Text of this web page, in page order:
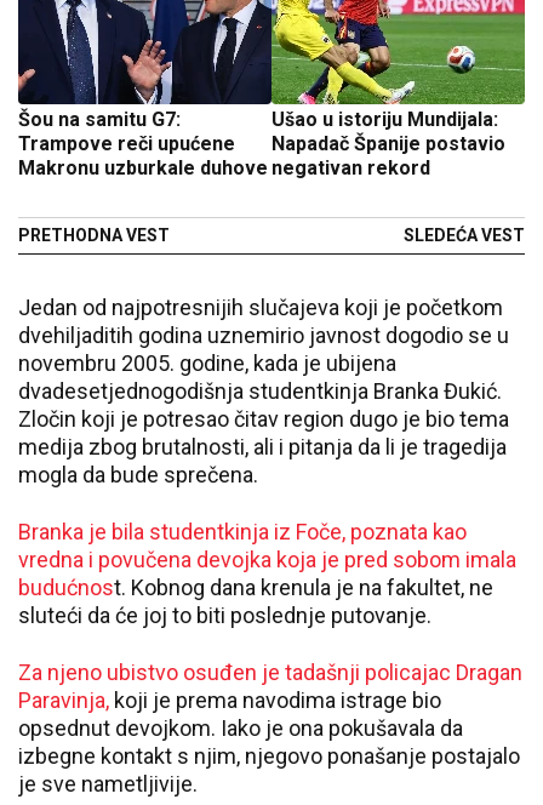
Šou na samitu G7:
Trampove reči upućene
Makronu uzburkale duhove
PRETHODNA VEST
Ušao u istoriju Mundijala:
Napadač Španije postavio
negativan rekord
SLEDEĆA VEST
Jedan od najpotresnijih slučajeva koji je početkom
dvehiljaditih godina uznemirio javnost dogodio se u
novembru 2005. godine, kada je ubijena
dvadesetjednogodišnja studentkinja Branka Đukić.
Zločin koji je potresao čitav region dugo je bio tema
medija zbog brutalnosti, ali i pitanja da li je tragedija
mogla da bude sprečena.
Branka je bila studentkinja iz Foče, poznata kao
vredna i povučena devojka koja je pred sobom imala
budućnost. Kobnog dana krenula je na fakultet, ne
sluteći da će joj to biti poslednje putovanje.
Za njeno ubistvo osuđen je tadašnji policajac Dragan
Paravinja, koji je prema navodima istrage bio
opsednut devojkom. Iako je ona pokušavala da
izbegne kontakt s njim, njegovo ponašanje postajalo
je sve nametljivije.